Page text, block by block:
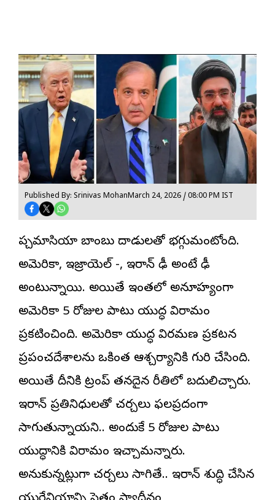
Published By: Srinivas MohanMarch 24, 2026 / 08:00 PM IST
పశ్చిమాసియా బాంబు దాడులతో భగ్గుమంటోంది.
అమెరికా, ఇజ్రాయెల్ -, ఇరాన్ ఢీ అంటే ఢీ
అంటున్నాయి. అయితే ఇంతలో అనూహ్యంగా
అమెరికా 5 రోజుల పాటు యుద్ధ విరామం
ప్రకటించింది. అమెరికా యుద్ధ విరమణ ప్రకటన
ప్రపంచదేశాలను ఒకింత ఆశ్చర్యానికి గురి చేసింది.
అయితే దీనికి ట్రంప్ తనదైన రీతిలో బదులిచ్చారు.
ఇరాన్ ప్రతినిధులతో చర్చలు ఫలప్రదంగా
సాగుతున్నాయని.. అందుకే 5 రోజుల పాటు
యుద్ధానికి విరామం ఇచ్చామన్నారు.
అనుకున్నట్లుగా చర్చలు సాగితే.. ఇరాన్ శుద్ధి చేసిన